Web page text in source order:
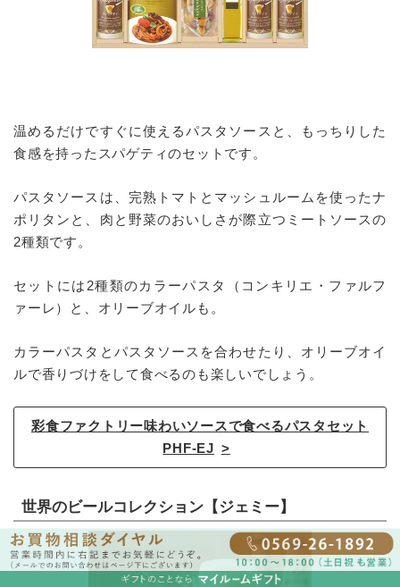
温めるだけですぐに使えるパスタソースと、もっちりした
食感を持ったスパゲティのセットです。
パスタソースは、完熟トマトとマッシュルームを使ったナ
ポリタンと、肉と野菜のおいしさが際立つミートソースの
2種類です。
セットには2種類のカラーパスタ（コンキリエ・ファルフ
ァーレ）と、オリーブオイルも。
カラーパスタとパスタソースを合わせたり、オリーブオイ
ルで香りづけをして食べるのも楽しいでしょう。
彩食ファクトリー味わいソースで食べるパスタセット
PHF-EJ
世界のビールコレクション【ジェミー】